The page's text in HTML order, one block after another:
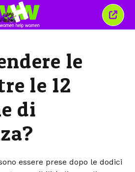
le
le 12
di
essere prese dopo le dodici